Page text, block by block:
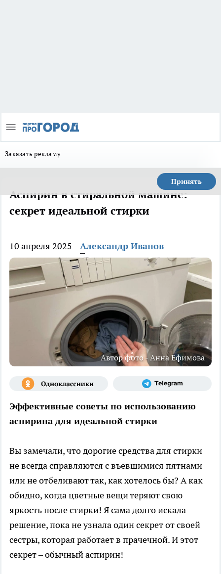
Заказать рекламу
Принять
Аспирин в стиральной машине:
секрет идеальной стирки
10 апреля 2025 Александр Иванов
Автор фото - Анна Ефимова
Эффективные советы по использованию
аспирина для идеальной стирки
Вы замечали, что дорогие средства для стирки
не всегда справляются с въевшимися пятнами
или не отбеливают так, как хотелось бы? А как
обидно, когда цветные вещи теряют свою
яркость после стирки! Я сама долго искала
решение, пока не узнала один секрет от своей
сестры, которая работает в прачечной. И этот
секрет – обычный аспирин!